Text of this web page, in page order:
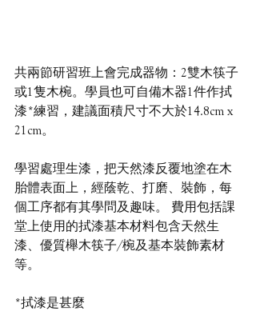
共兩節研習班上會完成器物：2雙木筷子
或1隻木椀。學員也可自備木器1件作拭
漆*練習，建議面積尺寸不大於14.8cm x
21cm。
學習處理生漆，把天然漆反覆地塗在木
胎體表面上，經蔭乾、打磨、裝飾，每
個工序都有其學問及趣味。 費用包括課
堂上使用的拭漆基本材料包含天然生
漆、優質櫸木筷子/椀及基本裝飾素材
等。
*拭漆是甚麼